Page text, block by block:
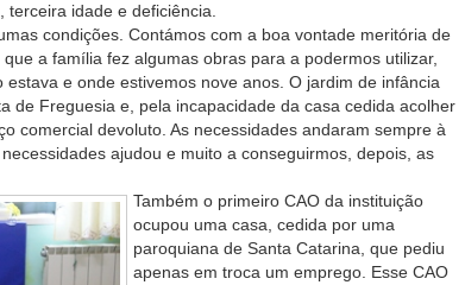
idade e deficiência.
condições. Contámos com a boa vontade meritória de
a família fez algumas obras para a podermos utilizar,
e onde estivemos nove anos. O jardim de infância
de Freguesia e, pela incapacidade da casa cedida acolher
comercial devoluto. As necessidades andaram sempre à
ajudou e muito a conseguirmos, depois, as
Também o primeiro CAO da instituição
ocupou uma casa, cedida por uma
paroquiana de Santa Catarina, que pediu
apenas em troca um emprego. Esse CAO